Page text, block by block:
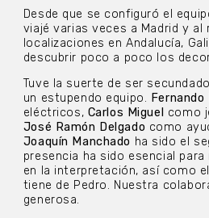
Desde que se configuró el
viajé varias veces a Madrid y al
localizaciones en Andalucía,
descubrir poco a poco los
Tuve la suerte de ser
un estupendo equipo.
eléctricos, Carlos Miguel como
José Ramón Delgado como
Joaquín Manchado ha sido el
presencia ha sido esencial
en la interpretación, así como
tiene de Pedro. Nuestra
generosa.